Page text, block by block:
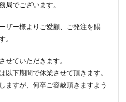
局でございます。
ザー様よりご愛顧、ご発注を賜
。
せていただきます。
以下期間で休業させて頂きます。
ますが、何卒ご容赦頂きますよう